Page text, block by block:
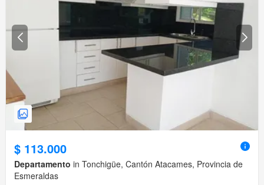
$ 113.000
Departamento in Tonchigüe, Cantón Atacames, Provincia de
Esmeraldas